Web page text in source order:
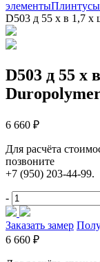
элементыПлинтусы
D503 д 55 x в 1,7
D503 д 55 x
6 660 ₽
Для расчёта
позвоните
+7 (950) 203-44-99.
-
Заказать замер
6 660 ₽